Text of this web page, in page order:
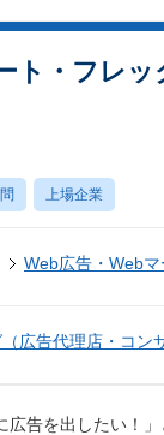
ト・フレ
上場企業
Web広告・Web
広告代理店・コン
告を出したい！